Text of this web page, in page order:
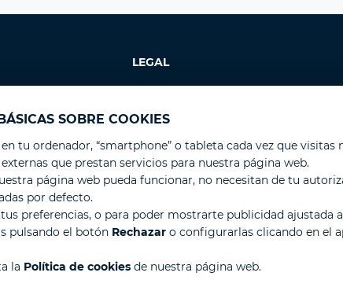
LEGAL
Tus datos seguros
Protección de datos
Política de cookies
SOBRE COOKIES
ordenador, “smartphone” o tableta cada vez que visitas
que prestan servicios para nuestra página web.
página web pueda funcionar, no necesitan de tu
por defecto.
preferencias, o para poder mostrarte publicidad ajustada
pulsando el botón Rechazaro configurarlas clicando en el
la Política de cookiesde nuestra página web.